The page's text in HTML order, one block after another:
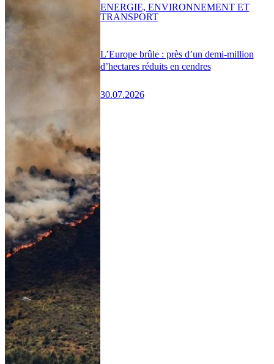
L’Europe brûle : près d’un demi-million
d’hectares réduits en cendres
30.07.2026
ENERGIE, ENVIRONNEMENT ET
TRANSPORT